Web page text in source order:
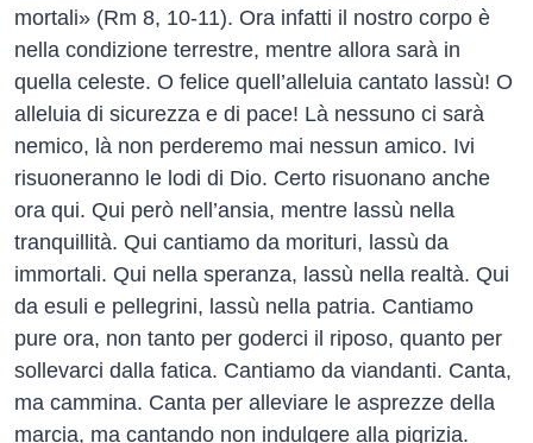
mortali» (Rm 8, 10-11). Ora infatti il nostro corpo è
nella condizione terrestre, mentre allora sarà in
quella celeste. O felice quell’alleluia cantato lassù! O
alleluia di sicurezza e di pace! Là nessuno ci sarà
nemico, là non perderemo mai nessun amico. Ivi
risuoneranno le lodi di Dio. Certo risuonano anche
ora qui. Qui però nell’ansia, mentre lassù nella
tranquillità. Qui cantiamo da morituri, lassù da
immortali. Qui nella speranza, lassù nella realtà. Qui
da esuli e pellegrini, lassù nella patria. Cantiamo
pure ora, non tanto per goderci il riposo, quanto per
sollevarci dalla fatica. Cantiamo da viandanti. Canta,
ma cammina. Canta per alleviare le asprezze della
marcia, ma cantando non indulgere alla pigrizia.